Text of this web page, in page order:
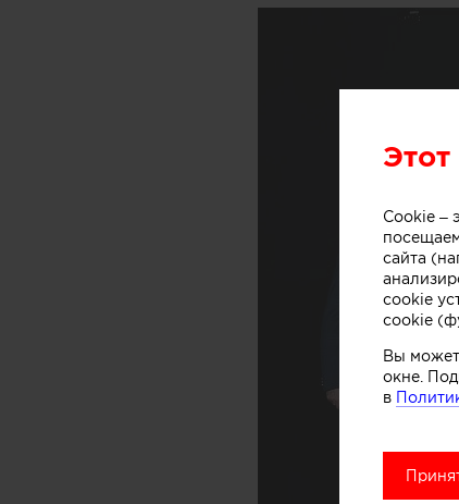
Cookie –
сайта
cookie
cookie
Вы
окне.
в